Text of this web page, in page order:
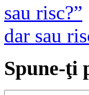
dar sau
Spune-ţi